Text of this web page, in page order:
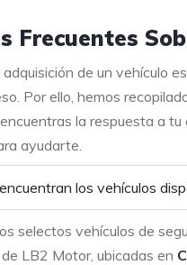
Frecuentes
de un vehículo
Por ello, hemos
la respuesta a
ayudarte.
los vehículos
selectos vehículos de
LB2 Motor, ubicadas en